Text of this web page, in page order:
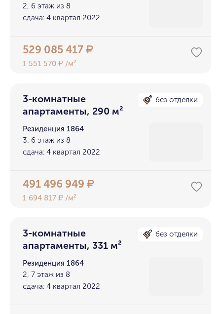
2, 6 этаж из 8
сдача: 4 квартал 2022
529 085 417₽
1 551 570₽ /м²
3-комнатные
апартаменты, 290 м²
без отделки
Резиденция 1864
3, 6 этаж из 8
сдача: 4 квартал 2022
491 496 949₽
1 694 817₽ /м²
3-комнатные
апартаменты, 331 м²
без отделки
Резиденция 1864
2, 7 этаж из 8
сдача: 4 квартал 2022